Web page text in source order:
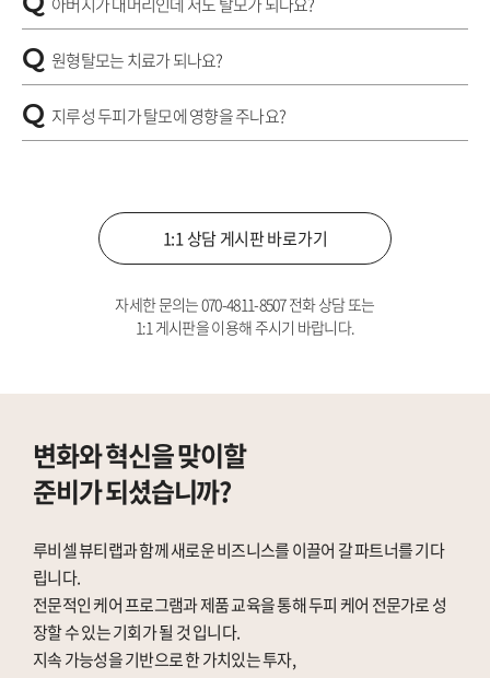
Q 원형탈모는 치료가 되나요?
Q 지루성 두피가 탈모에 영향을 주나요?
1:1 상담 게시판 바로가기
자세한 문의는070-4811-8507전화 상담 또는
1:1 게시판을 이용해 주시기 바랍니다.
변화와 혁신을 맞이할
준비가 되셨습니까?
루비셀 뷰티랩과 함께 새로운 비즈니스를 이끌어 갈 파트너를 기다
립니다.
전문적인 케어 프로그램과 제품 교육을 통해 두피 케어 전문가로 성
장할 수 있는 기회가 될 것 입니다.
지속 가능성을 기반으로 한 가치있는 투자,